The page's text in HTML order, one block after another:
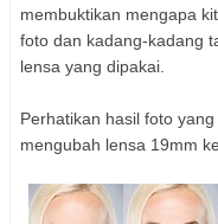
membuktikan mengapa
foto dan kadang-kadang
lensa yang dipakai.
Perhatikan hasil foto
mengubah lensa 19mm